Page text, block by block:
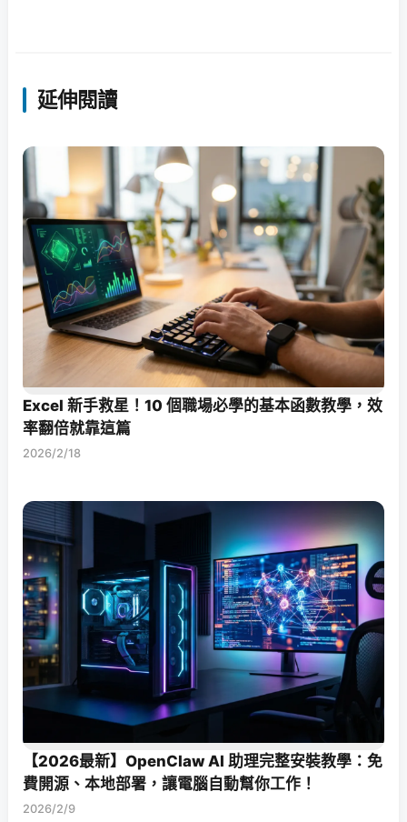
延伸閱讀
Excel 新手救星！10 個職場必學的基本函數教學，效
率翻倍就靠這篇
2026/2/18
【2026最新】OpenClaw AI 助理完整安裝教學：免
費開源、本地部署，讓電腦自動幫你工作！
2026/2/9